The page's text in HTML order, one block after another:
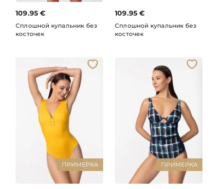
109.95 €
Сплошной купальник без
косточек
109.95 €
Сплошной купальник без
косточек
ПРИМЕРКА ПРИМЕРКА